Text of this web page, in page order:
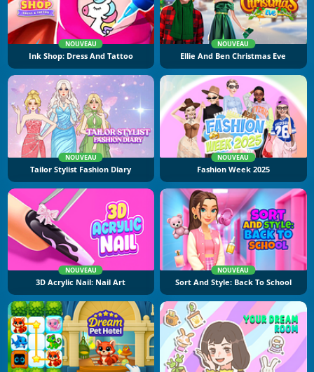
NOUVEAU
Ink Shop: Dress And Tattoo
NOUVEAU
Ellie And Ben Christmas Eve
NOUVEAU
Tailor Stylist Fashion Diary
NOUVEAU
Fashion Week 2025
NOUVEAU
3D Acrylic Nail: Nail Art
NOUVEAU
Sort And Style: Back To School